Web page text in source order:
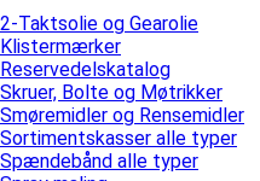
2-Taktsolie og Gearolie
Klistermærker
Reservedelskatalog
Skruer, Bolte og Møtrikker
Smøremidler og Rensemidler
Sortimentskasser alle typer
Spændebånd alle typer